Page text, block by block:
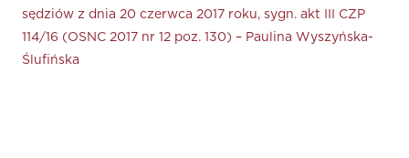
sędziów z dnia 20 czerwca 2017 roku, sygn. akt III CZP
114/16 (OSNC 2017 nr 12 poz. 130) – Paulina Wyszyńska-
Ślufińska